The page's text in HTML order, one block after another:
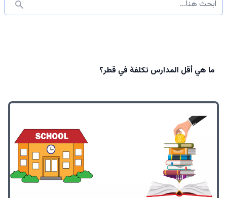
ما هي أقل المدارس تكلفة في قطر؟